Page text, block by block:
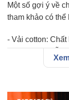
Một số gợi ý về
tham khảo có thể
- Vải cotton: